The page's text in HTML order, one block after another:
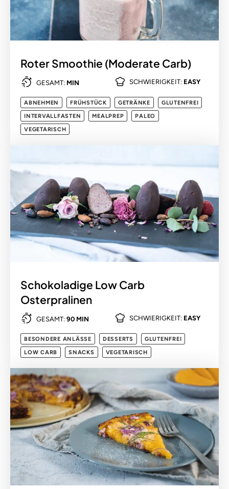
Roter Smoothie (Moderate Carb)
GESAMT: MIN SCHWIERIGKEIT: EASY
ABNEHMEN FRÜHSTÜCK GETRÄNKE
GLUTENFREI
INTERVALLFASTEN
MEALPREP
PALEO
VEGETARISCH
Schokoladige Low Carb
Osterpralinen
GESAMT: 90 MIN SCHWIERIGKEIT: EASY
BESONDERE ANLÄSSE DESSERTS
GLUTENFREI
LOW CARB
SNACKS VEGETARISCH